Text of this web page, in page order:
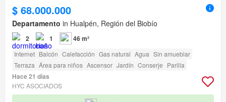
$ 68.000.000
Departamento in Hualpén, Región del Biobío
2 1 46 m²
Internet Balcón Calefacción Gas natural Agua Sin amueblar
Terraza Área para niños Ascensor Jardín Conserje Parilla
Hace 21 días
HYC ASOCIADOS